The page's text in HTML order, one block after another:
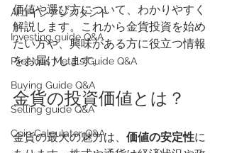
AIコインアシスタント
Investing guide Q&A
Precious Metals Guide Q&A
Buying Guide Q&A
Selling guide Q&A
Coin Calculator Q&A
価値や選び方について、わかりやすく
解説します。これから金貨投資を始め
たい方や、興味がある方に役立つ情報
をお届けします。
金貨の投資価値とは？
金貨の最大の魅力は、 価値の安定性に